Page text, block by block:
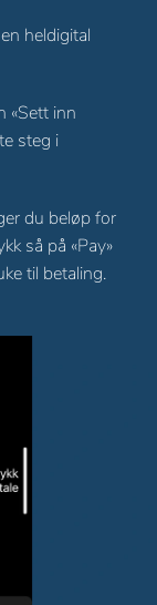
heldigital
«Sett inn
steg i
du beløp for
så på «Pay»
til betaling.